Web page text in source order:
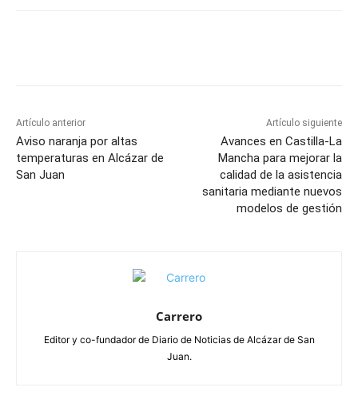
Artículo anterior
Aviso naranja por altas
temperaturas en Alcázar de
San Juan
Artículo siguiente
Avances en Castilla-La
Mancha para mejorar la
calidad de la asistencia
sanitaria mediante nuevos
modelos de gestión
Carrero
Editor y co-fundador de Diario de Noticias de Alcázar de San
Juan.